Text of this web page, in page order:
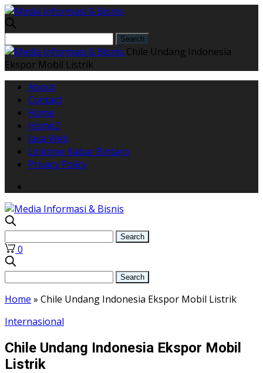
Chile Undang Indonesia
Ekspor Mobil Listrik
About
Contact
Home
Home2
Jasa Web
Linktree Kabar Bintaro
Privacy Policy
0
Home » Chile Undang Indonesia Ekspor Mobil Listrik
Internasional
Chile Undang Indonesia Ekspor Mobil
Listrik